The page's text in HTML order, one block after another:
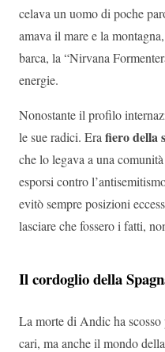
celava un uomo di poche
amava il mare e la
barca, la “Nirvana
energie.
Nonostante il profilo
le sue radici. Era fiero della
che lo legava a una
esporsi contro
evitò sempre posizioni
lasciare che fossero i fatti,
Il cordoglio della
La morte di Andic ha
cari, ma anche il mondo